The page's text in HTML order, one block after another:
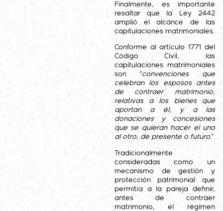
Finalmente, es importante
resaltar que la Ley 2442
amplió el alcance de las
capitulaciones matrimoniales.
Conforme al artículo 1771 del
Código Civil, las
capitulaciones matrimoniales
son “convenciones que
celebran los esposos antes
de contraer matrimonio,
relativas a los bienes que
aportan a él, y a las
donaciones y concesiones
que se quieran hacer el uno
al otro, de presente o futuro.”
Tradicionalmente
consideradas como un
mecanismo de gestión y
protección patrimonial que
permitía a la pareja definir,
antes de contraer
matrimonio, el régimen